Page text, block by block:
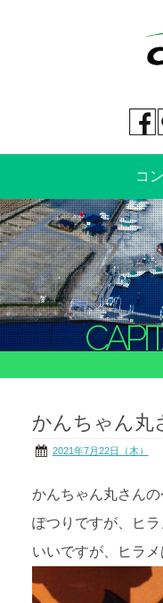
コ
中古艇情報
船のご売却
船舶保険
茨城の海
会社概要
かんちゃん丸
2021年7月22日（木）
かんちゃん丸さん
ぽつりですが、ヒ
いいですが、ヒラメ